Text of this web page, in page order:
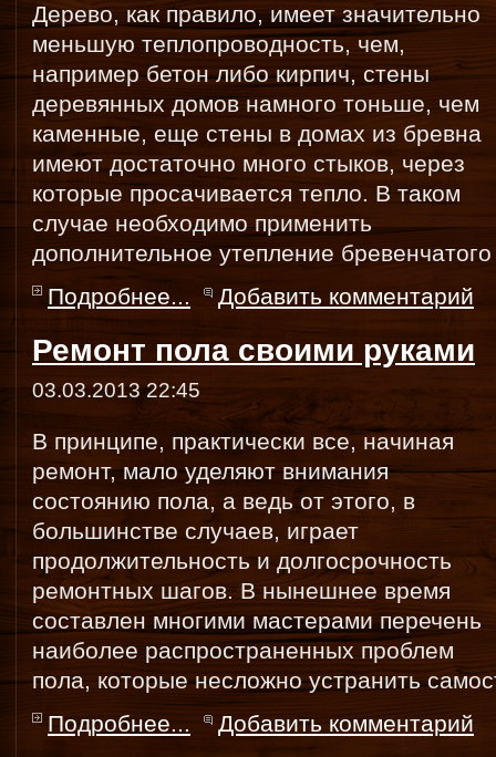
Дерево, как правило, имеет значительно
меньшую теплопроводность, чем,
например бетон либо кирпич, стены
деревянных домов намного тоньше, чем
каменные, еще стены в домах из бревна
имеют достаточно много стыков, через
которые просачивается тепло. В таком
случае необходимо применить
дополнительное утепление
Подробнее...
Добавить комментарий
Ремонт пола своими руками
03.03.2013 22:45
В принципе, практически все, начиная
ремонт, мало уделяют внимания
состоянию пола, а ведь от этого, в
большинстве случаев, играет
продолжительность и долгосрочность
ремонтных шагов. В нынешнее время
составлен многими мастерами перечень
наиболее распространенных проблем
пола, которые несложно устранить
Подробнее...
Добавить комментарий